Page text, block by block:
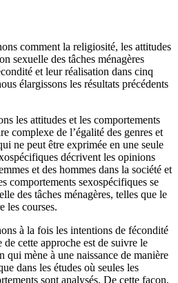
comment la religiosité, les attitudes
sexuelle des tâches ménagères
et leur réalisation dans cinq
élargissons les résultats précédents
les attitudes et les comportements
complexe de l’égalité des genres et
ne peut être exprimée en une seule
décrivent les opinions
et des hommes dans la société et
comportements sexospécifiques se
des tâches ménagères, telles que le
les courses.
à la fois les intentions de fécondité
cette approche est de suivre le
qui mène à une naissance de manière
dans les études où seules les
sont analysés. De cette façon,